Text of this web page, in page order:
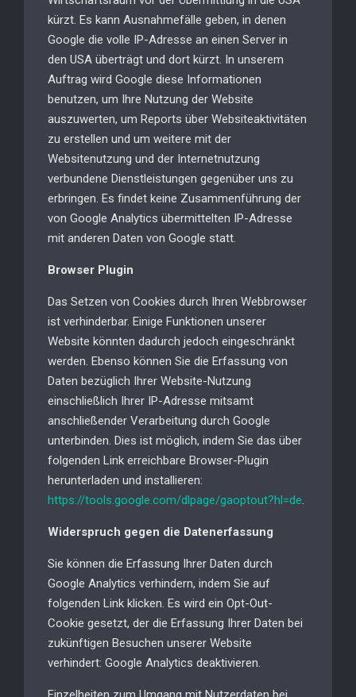
kürzt. Es kann Ausnahmefälle geben, in denen
Google die volle IP-Adresse an einen Server in
den USA überträgt und dort kürzt. In unserem
Auftrag wird Google diese Informationen
benutzen, um Ihre Nutzung der Website
auszuwerten, um Reports über Websiteaktivitäten
zu erstellen und um weitere mit der
Websitenutzung und der Internetnutzung
verbundene Dienstleistungen gegenüber uns zu
erbringen. Es findet keine Zusammenführung der
von Google Analytics übermittelten IP-Adresse
mit anderen Daten von Google statt.
Browser Plugin
Das Setzen von Cookies durch Ihren Webbrowser
ist verhinderbar. Einige Funktionen unserer
Website könnten dadurch jedoch eingeschränkt
werden. Ebenso können Sie die Erfassung von
Daten bezüglich Ihrer Website-Nutzung
einschließlich Ihrer IP-Adresse mitsamt
anschließender Verarbeitung durch Google
unterbinden. Dies ist möglich, indem Sie das über
folgenden Link erreichbare Browser-Plugin
herunterladen und installieren:
https://tools.google.com/dlpage/gaoptout?hl=de.
Widerspruch gegen die Datenerfassung
Sie können die Erfassung Ihrer Daten durch
Google Analytics verhindern, indem Sie auf
folgenden Link klicken. Es wird ein Opt-Out-
Cookie gesetzt, der die Erfassung Ihrer Daten bei
zukünftigen Besuchen unserer Website
verhindert: Google Analytics deaktivieren.